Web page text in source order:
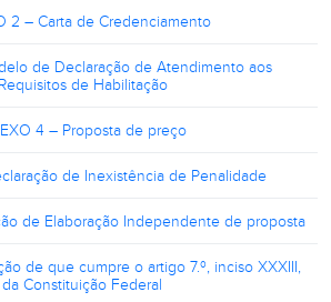
2 – Carta de Credenciamento
de Declaração de Atendimento aos
Requisitos de Habilitação
4 – Proposta de preço
de Inexistência de Penalidade
de Elaboração Independente de proposta
de que cumpre o artigo 7.º, inciso XXXIII,
da Constituição Federal